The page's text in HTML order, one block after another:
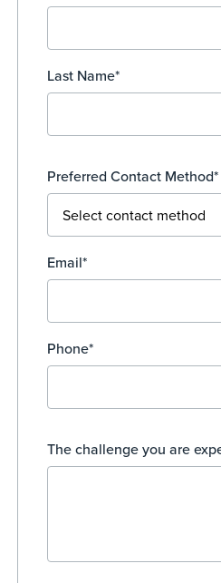
Last Name*
Preferred Contact Method*
Email*
Phone*
The challenge you are